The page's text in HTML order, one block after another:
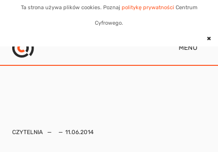
Ta strona używa plików cookies. Poznaj politykę prywatności Centrum
Cyfrowego.
MENU
CZYTELNIA 11.06.2014